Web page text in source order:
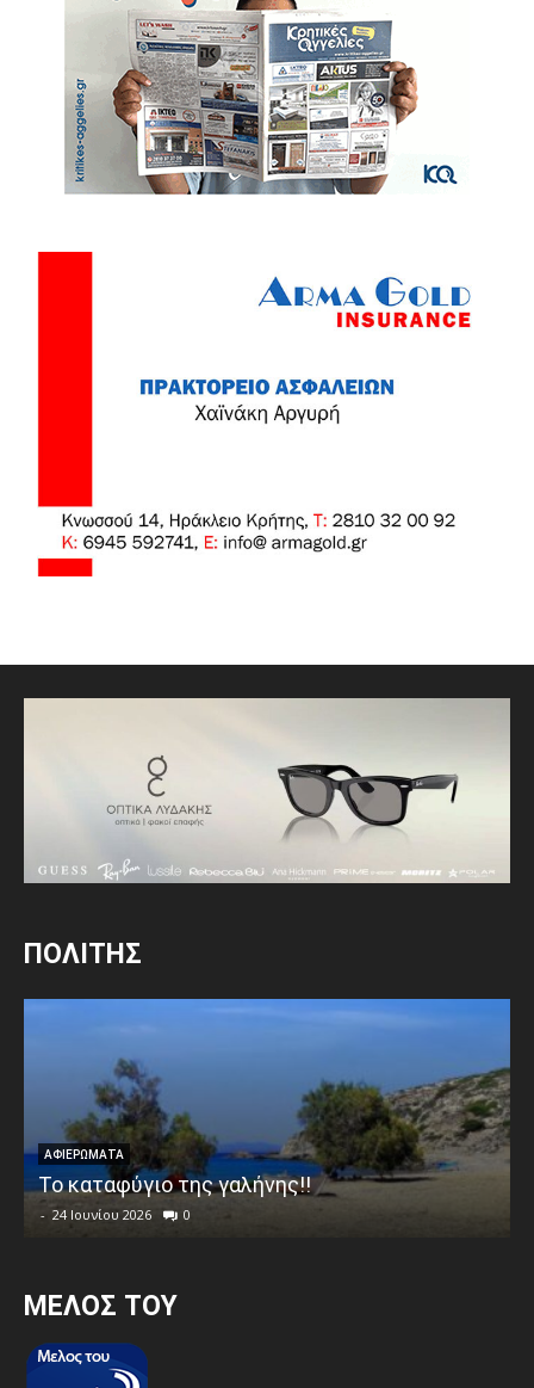
ΠΟΛΙΤΗΣ
ΑΦΙΕΡΩΜΑΤΑ
Το καταφύγιο της γαλήνης!!
- 24 Ιουνίου 2026 0
MEΛΟΣ ΤΟΥ